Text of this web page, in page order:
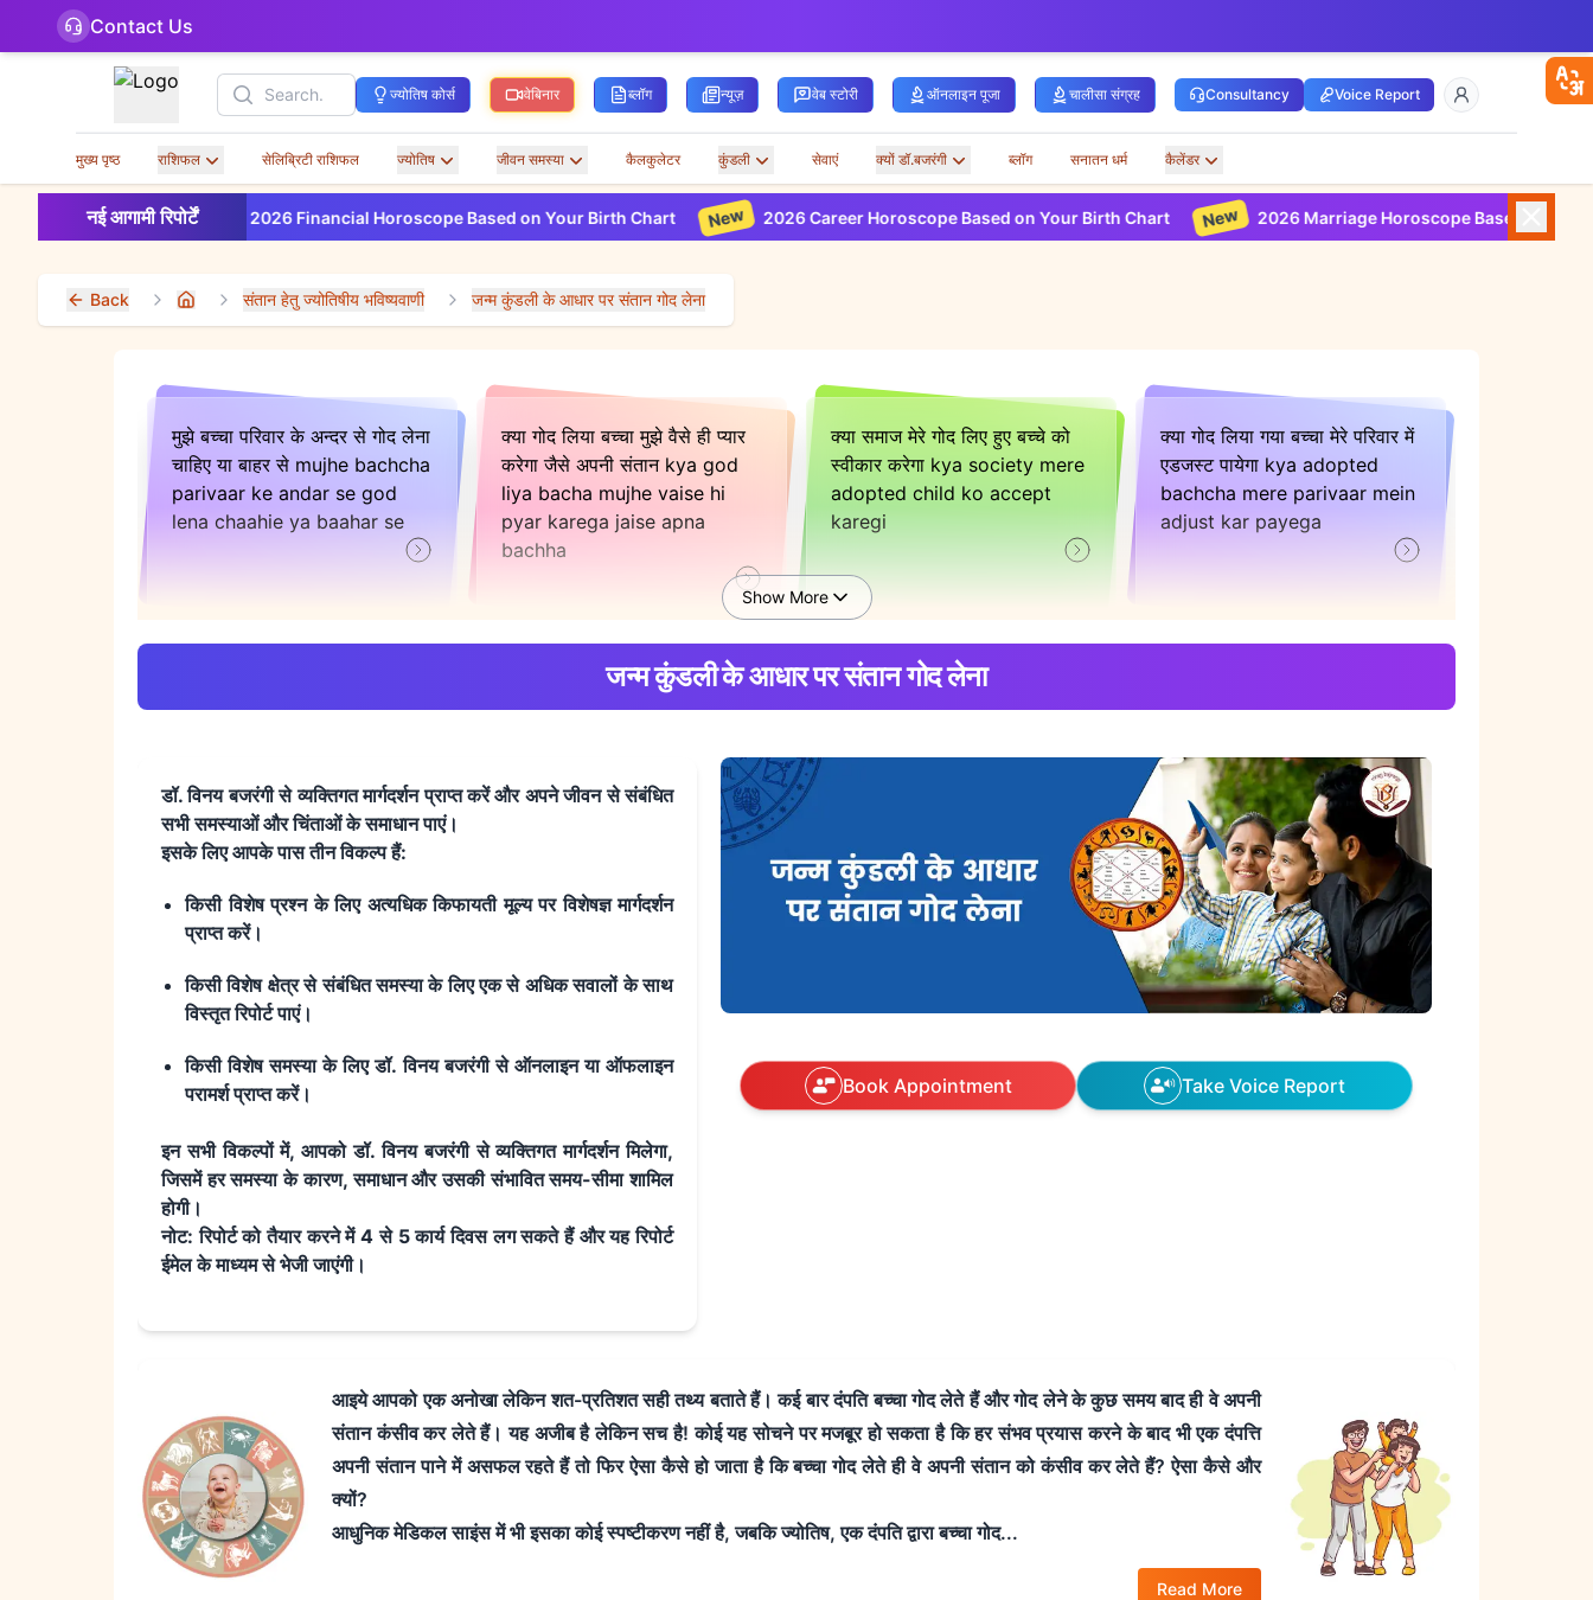
Contact Us
Search ज्योतिष कोर्स वेबिनार ब्लॉग न्यूज़ वेब स्टोरी ऑनलाइन पूजा चालीसा संग्रह Consultancy Voice Report
मुख्य पृष्ठ राशिफल सेलिब्रिटी राशिफल ज्योतिष जीवन समस्या कैलकुलेटर कुंडली सेवाएं क्यों डॉ.बजरंगी ब्लॉग सनातन धर्म कैलेंडर
नई आगामी रिपोर्टें
New 2026 Financial Horoscope Based on Your Birth Chart New 2026 Career Horoscope Based on Your Birth Chart New 2026 Marriage Horoscope Based on Your Birth
Back Home संतान हेतु ज्योतिषीय भविष्यवाणी जन्म कुंडली के आधार पर संतान गोद लेना
मुझे बच्चा परिवार के अन्दर से गोद लेना
चाहिए या बाहर से mujhe bachcha
parivaar ke andar se god
lena chaahie ya baahar se
क्या गोद लिया बच्चा मुझे वैसे ही प्यार
करेगा जैसे अपनी संतान kya god
liya bacha mujhe vaise hi
pyar karega jaise apna
bachha
क्या समाज मेरे गोद लिए हुए बच्चे को
स्वीकार करेगा kya society mere
adopted child ko accept
karegi
क्या गोद लिया गया बच्चा मेरे परिवार में
एडजस्ट पायेगा kya adopted
bachcha mere parivaar mein
adjust kar payega
क्या गोद लिया गया बच्चा मेरे परिवार के
lucky hoga
क्या बच्चा गोद लेना हमारे रिश्ते को
relationship ko effect karega
क्या बच्चा गोद लेने से कानूनी विवाद हो
se legal issues hongein
क्या मुझे बच्चा गोद लेना चाहिए kya
chahiye
गोद लेने का सबसे अच्छा समय कौन सा
होगा adoption ke liye best
time kya hoga
kya main easily adoption kar
paunga
Show More
जन्म कुंडली के आधार पर संतान गोद लेना
डॉ. विनय बजरंगी से व्यक्तिगत मार्गदर्शन प्राप्त करें और अपने जीवन से संबंधित
सभी समस्याओं और चिंताओं के समाधान पाएं।
इसके लिए आपके पास तीन विकल्प हैं:
किसी विशेष प्रश्न के लिए अत्यधिक किफायती मूल्य पर विशेषज्ञ मार्गदर्शन
प्राप्त करें।
किसी विशेष क्षेत्र से संबंधित समस्या के लिए एक से अधिक सवालों के साथ
विस्तृत रिपोर्ट पाएं।
किसी विशेष समस्या के लिए डॉ. विनय बजरंगी से ऑनलाइन या ऑफलाइन
परामर्श प्राप्त करें।
इन सभी विकल्पों में,आपको डॉ. विनय बजरंगी से व्यक्तिगत मार्गदर्शन मिलेगा,
जिसमें हर समस्या के कारण,समाधान और उसकी संभावित समय-सीमा शामिल
होगी।
नोट: रिपोर्ट को तैयार करने में4से 5कार्य दिवस लग सकते हैं और यह रिपोर्ट
ईमेल के माध्यम से भेजी जाएंगी।
Book Appointment Take Voice Report
आइये आपको एक अनोखा लेकिन शत-प्रतिशत सही तथ्य बताते हैं। कई बार दंपति बच्चा गोद लेते हैं और गोद लेने के कुछ समय बाद ही वे अपनी
संतान कंसीव कर लेते हैं। यह अजीब है लेकिन सच है! कोई यह सोचने पर मजबूर हो सकता है कि हर संभव प्रयास करने के बाद भी एक दंपत्ति
अपनी संतान पाने में असफल रहते हैं तो फिर ऐसा कैसे हो जाता है कि बच्चा गोद लेते ही वे अपनी संतान को कंसीव कर लेते हैं? ऐसा कैसे और
क्यों?
आधुनिक मेडिकल साइंस में भी इसका कोई स्पष्टीकरण नहीं है, जबकि ज्योतिष, एक दंपति द्वारा बच्चा गोद...
Read More